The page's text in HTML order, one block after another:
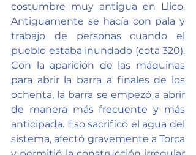
costumbre muy antigua en Llico.
Antiguamente se hacía con pala y
trabajo de personas cuando el
pueblo estaba inundado (cota 320).
Con la aparición de las máquinas
para abrir la barra a finales de los
ochenta, la barra se empezó a abrir
de manera más frecuente y más
anticipada. Eso sacrificó el agua del
sistema, afectó gravemente a Torca